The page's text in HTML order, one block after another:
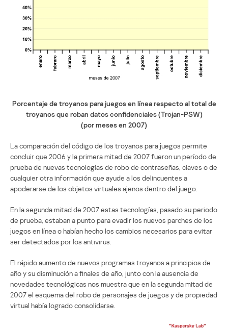
Porcentaje de troyanos para juegos en línea respecto al total de
troyanos que roban datos confidenciales (Trojan-PSW)
(por meses en 2007)
La comparación del código de los troyanos para juegos permite
concluir que 2006 y la primera mitad de 2007 fueron un período de
prueba de nuevas tecnologías de robo de contraseñas, claves o de
cualquier otra información que ayude a los delincuentes a
apoderarse de los objetos virtuales ajenos dentro del juego.
En la segunda mitad de 2007 estas tecnologías, pasado su periodo
de prueba, estaban a punto para evadir los nuevos parches de los
juegos en línea o habían hecho los cambios necesarios para evitar
ser detectados por los antivirus.
El rápido aumento de nuevos programas troyanos a principios de
año y su disminución a finales de año, junto con la ausencia de
novedades tecnológicas nos muestra que en la segunda mitad de
2007 el esquema del robo de personajes de juegos y de propiedad
virtual había logrado consolidarse.